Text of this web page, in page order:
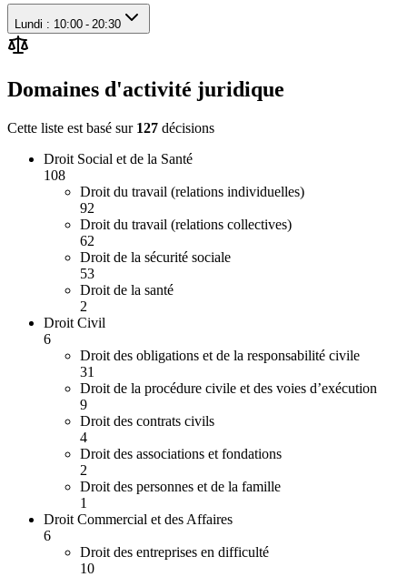
Lundi : 10:00 - 20:30
Domaines d'activité juridique
Cette liste est basé sur 127 décisions
Droit Social et de la Santé
108
Droit du travail (relations individuelles)
92
Droit du travail (relations collectives)
62
Droit de la sécurité sociale
53
Droit de la santé
2
Droit Civil
6
Droit des obligations et de la responsabilité civile
31
Droit de la procédure civile et des voies d’exécution
9
Droit des contrats civils
4
Droit des associations et fondations
2
Droit des personnes et de la famille
1
Droit Commercial et des Affaires
6
Droit des entreprises en difficulté
10